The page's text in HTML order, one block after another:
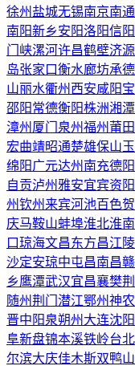
徐州 盐城无锡南京南通
南阳新乡安阳洛阳信阳
门峡漯河许昌鹤壁济源
岛张家口衡水廊坊承德
山丽水衢州 西安咸阳
邵阳常德衡阳株洲湘潭
漳州 厦门 泉州福州 莆田
宏曲靖昭通楚雄保山
绵阳广元达州 南充德阳
自贡泸州 雅安宜宾资阳
州钦州 来宾河池百色
庆马鞍山蚌埠淮北淮南
口琼海文昌东方昌江
沙定安琼中屯昌南昌
乡鹰潭武汉宜昌襄樊
随州荆门 潜江鄂州神
晋中 阳泉朔州 大连沈阳
阜新盘锦本溪铁岭台北
尔滨大庆佳木斯双鸭山